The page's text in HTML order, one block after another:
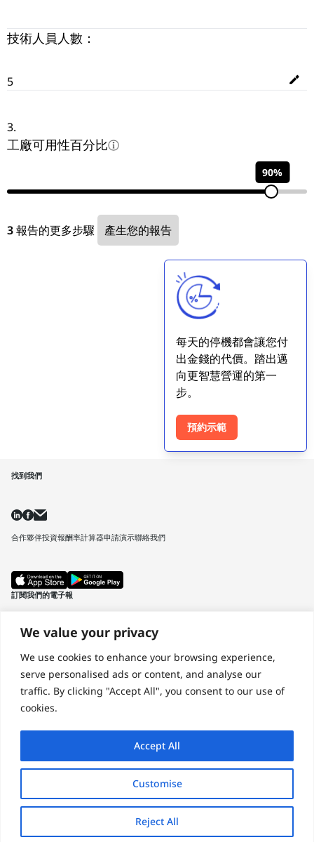
We value your privacy
We use cookies to enhance your browsing experience,
serve personalised ads or content, and analyse our
traffic. By clicking "Accept All", you consent to our use of
cookies.
Customise
Reject All
Accept All
技術人員人數：
3.
工廠可用性百分比
90%
3報告的更多步驟
每天的停機都會讓您付
出金錢的代價。踏出邁
向更智慧營運的第一
步。
預約示範
訂閱我們的電子報
姓氏
電子郵件
公司名稱
找到我們
合作夥伴投資報酬率計算器申請演示聯絡我們
© 2026 by SAM GUARDTerms of UsePrivacy Policy 2025